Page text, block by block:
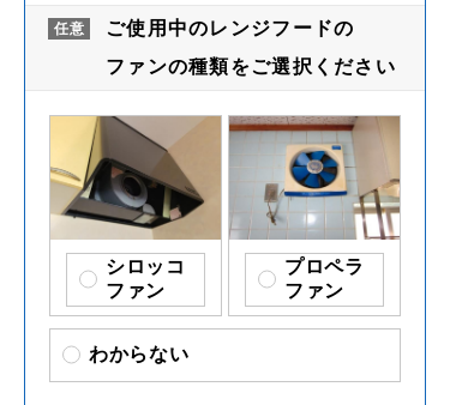
ご使用中のレンジフードの
ファンの種類をご選択ください
シロッコ
ファン
プロペラ
ファン
わからない